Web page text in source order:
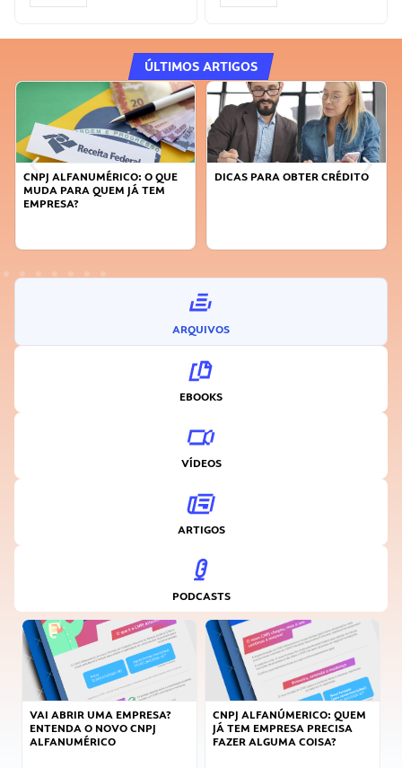
ÚLTIMOS ARTIGOS
O QUE
QUEM JÁ TEM
DICAS PARA OBTER CRÉDITO
FAÇA A
ARQUIVOS
EBOOKS
VÍDEOS
ARTIGOS
PODCASTS
VAI ABRIR UMA EMPRESA?
ENTENDA O NOVO CNPJ
ALFANUMÉRICO
CNPJ ALFANÚMERICO: QUEM
JÁ TEM EMPRESA PRECISA
FAZER ALGUMA COISA?